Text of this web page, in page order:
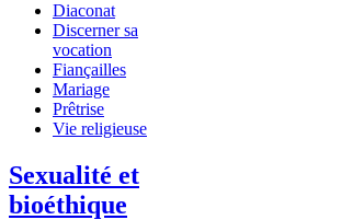
Diaconat
Discerner sa
vocation
Fiançailles
Mariage
Prêtrise
Vie religieuse
Sexualité et
bioéthique